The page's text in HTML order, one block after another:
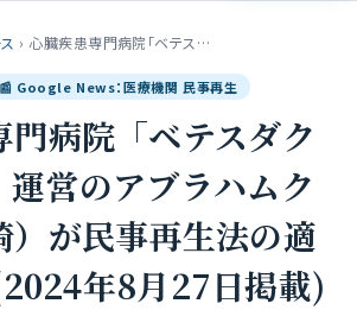
› 心臓疾患専門病院「ベテス…
📰 Google News：医療機関 民事再生
門病院「ベテスダク
運営のアブラハムク
）が民事再生法の適
年8月27日掲載)